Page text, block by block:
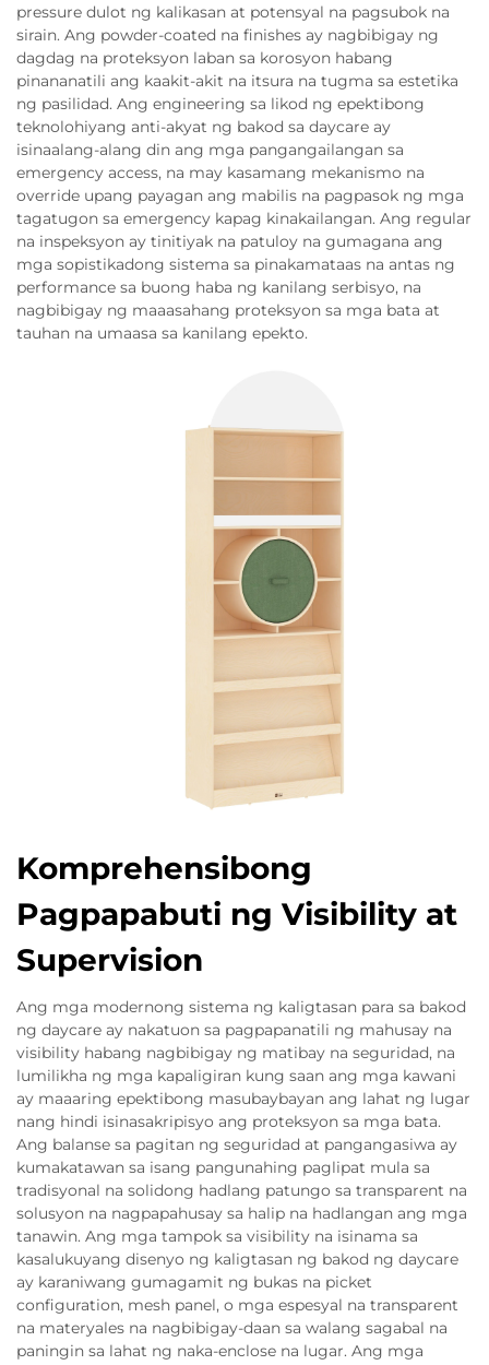
pressure dulot ng kalikasan at potensyal na pagsubok na
sirain. Ang powder-coated na finishes ay nagbibigay ng
dagdag na proteksyon laban sa korosyon habang
pinananatili ang kaakit-akit na itsura na tugma sa estetika
ng pasilidad. Ang engineering sa likod ng epektibong
teknolohiyang anti-akyat ng bakod sa daycare ay
isinaalang-alang din ang mga pangangailangan sa
emergency access, na may kasamang mekanismo na
override upang payagan ang mabilis na pagpasok ng mga
tagatugon sa emergency kapag kinakailangan. Ang regular
na inspeksyon ay tinitiyak na patuloy na gumagana ang
mga sopistikadong sistema sa pinakamataas na antas ng
performance sa buong haba ng kanilang serbisyo, na
nagbibigay ng maaasahang proteksyon sa mga bata at
tauhan na umaasa sa kanilang epekto.
Komprehensibong
Pagpapabuti ng Visibility at
Supervision
Ang mga modernong sistema ng kaligtasan para sa bakod
ng daycare ay nakatuon sa pagpapanatili ng mahusay na
visibility habang nagbibigay ng matibay na seguridad, na
lumilikha ng mga kapaligiran kung saan ang mga kawani
ay maaaring epektibong masubaybayan ang lahat ng lugar
nang hindi isinasakripisyo ang proteksyon sa mga bata.
Ang balanse sa pagitan ng seguridad at pangangasiwa ay
kumakatawan sa isang pangunahing paglipat mula sa
tradisyonal na solidong hadlang patungo sa transparent na
solusyon na nagpapahusay sa halip na hadlangan ang mga
tanawin. Ang mga tampok sa visibility na isinama sa
kasalukuyang disenyo ng kaligtasan ng bakod ng daycare
ay karaniwang gumagamit ng bukas na picket
configuration, mesh panel, o mga espesyal na transparent
na materyales na nagbibigay-daan sa walang sagabal na
paningin sa lahat ng naka-enclose na lugar. Ang mga